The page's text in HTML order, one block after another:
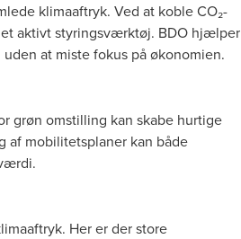
klimaaftryk. Ved at koble CO₂-
aktivt styringsværktøj. BDO hjælper
at miste fokus på økonomien.
grøn omstilling kan skabe hurtige
af mobilitetsplaner kan både
Her er der store